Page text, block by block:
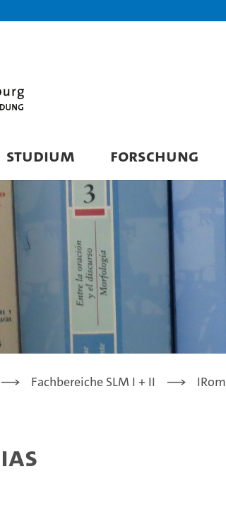
STUDIUM FORSCHUNG
Fachbereiche SLM I + II IRom